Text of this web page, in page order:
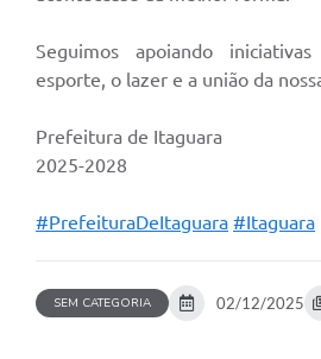
Seguimos apoiando
esporte, o lazer e a união da
Prefeitura de Itaguara
2025-2028
#PrefeituraDeItaguara #Itaguara
SEM CATEGORIA 02/12/2025